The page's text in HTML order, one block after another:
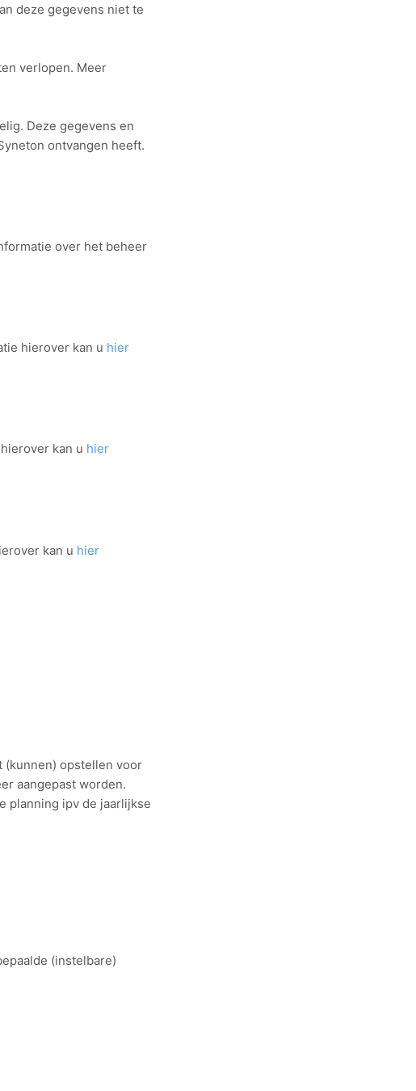
deze gegevens niet te
verlopen. Meer
Deze gegevens en
ontvangen heeft.
over het beheer
hierover kan u hier
kan u hier
kan u hier
(kunnen) opstellen voor
aangepast worden.
planning ipv de jaarlijkse
(instelbare)